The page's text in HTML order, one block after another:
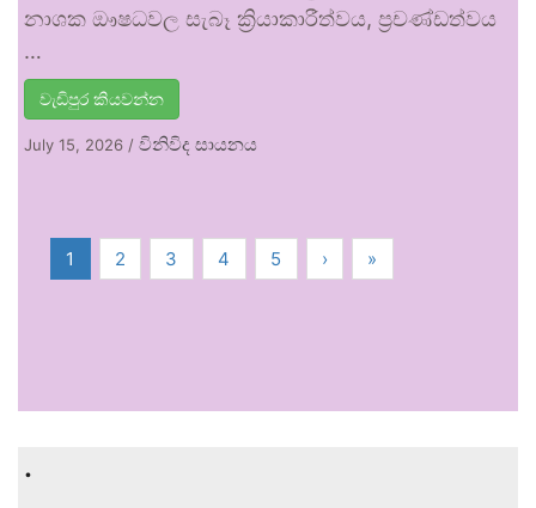
නාශක ඖෂධවල සැබෑ ක්‍රියාකාරීත්වය, ප්‍රචණ්ඩත්වය
…
වැඩිපුර කියවන්න
July 15, 2026 / විනිවිද සායනය
1 2 3 4 5 › »
.